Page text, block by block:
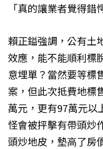
「真的讓業者覺得錯
賴正鎰強調，公有土
效應，能不能順利標
意埋單？當然要等標
案，但此次抵費地標
萬元，更有97萬元以
怪會被抨擊有帶頭炒
頭炒地皮，墊高了房